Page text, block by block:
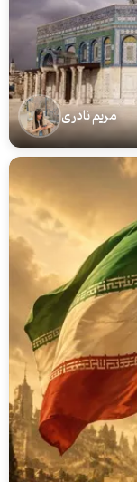
مریم نادری